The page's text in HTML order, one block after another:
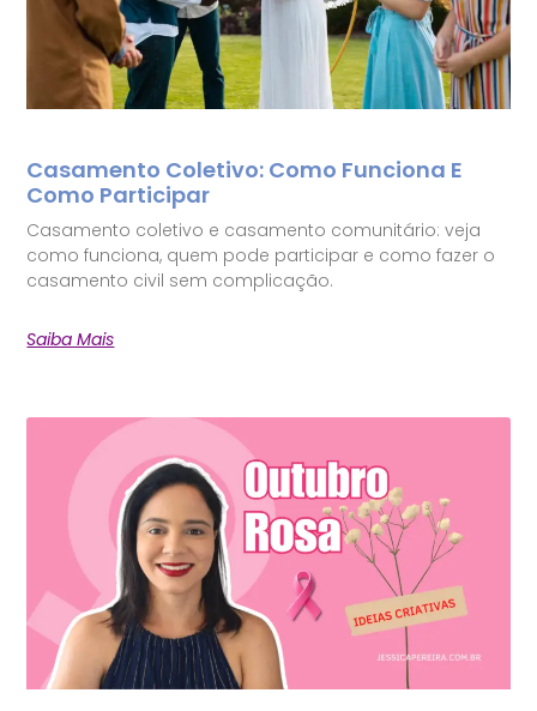
Casamento Coletivo: Como Funciona E
Como Participar
Casamento coletivo e casamento comunitário: veja
como funciona, quem pode participar e como fazer o
casamento civil sem complicação.
Saiba Mais